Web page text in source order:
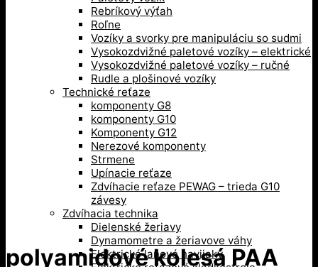
Rebríkový výťah
Roľne
Vozíky a svorky pre manipuláciu so sudmi
Vysokozdvižné paletové vozíky – elektrické
Vysokozdvižné paletové vozíky – ručné
Rudle a plošinové vozíky
Technické reťaze
komponenty G8
komponenty G10
Komponenty G12
Nerezové komponenty
Strmene
Upínacie reťaze
Zdvíhacie reťaze PEWAG – trieda G10
závesy
Zdvíhacia technika
Dielenské žeriavy
Dynamometre a žeriavove váhy
Elektrické lanové navijaky
polyamidové kolesá PAA